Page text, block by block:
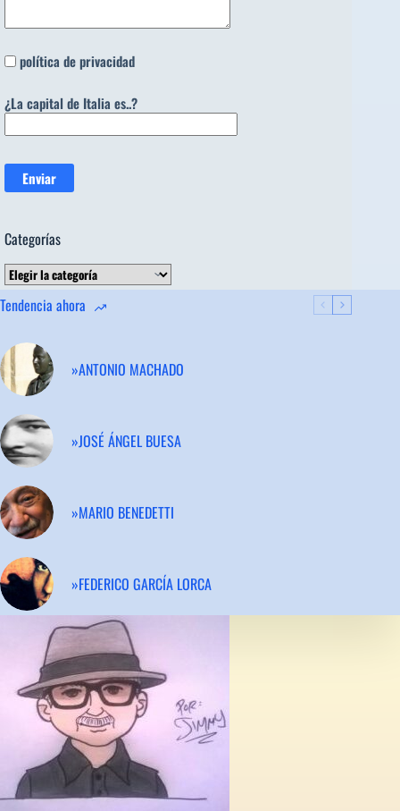
política de privacidad
¿La capital de Italia es..?
Categorías
Categorías
Tendencia ahora
»ANTONIO MACHADO
»JOSÉ ÁNGEL BUESA
»MARIO BENEDETTI
»FEDERICO GARCÍA LORCA